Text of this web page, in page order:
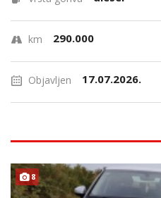
km 290.000
Objavljen 17.07.2026.
8